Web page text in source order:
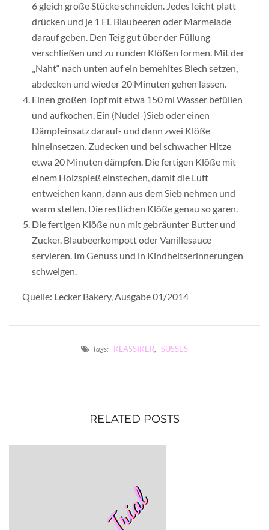
6 gleich große Stücke schneiden. Jedes leicht platt
drücken und je 1 EL Blaubeeren oder Marmelade
darauf geben. Den Teig gut über der Füllung
verschließen und zu runden Klößen formen. Mit der
„Naht“ nach unten auf ein bemehltes Blech setzen,
abdecken und wieder 20 Minuten gehen lassen.
Einen großen Topf mit etwa 150 ml Wasser befüllen
und aufkochen. Ein (Nudel-)Sieb oder einen
Dämpfeinsatz darauf- und dann zwei Klöße
hineinsetzen. Zudecken und bei schwacher Hitze
etwa 20 Minuten dämpfen. Die fertigen Klöße mit
einem Holzspieß einstechen, damit die Luft
entweichen kann, dann aus dem Sieb nehmen und
warm stellen. Die restlichen Klöße genau so garen.
Die fertigen Klöße nun mit gebräunter Butter und
Zucker, Blaubeerkompott oder Vanillesauce
servieren. Im Genuss und in Kindheitserinnerungen
schwelgen.
Quelle: Lecker Bakery, Ausgabe 01/2014
Tags: KLASSIKER, SÜSSES
RELATED POSTS